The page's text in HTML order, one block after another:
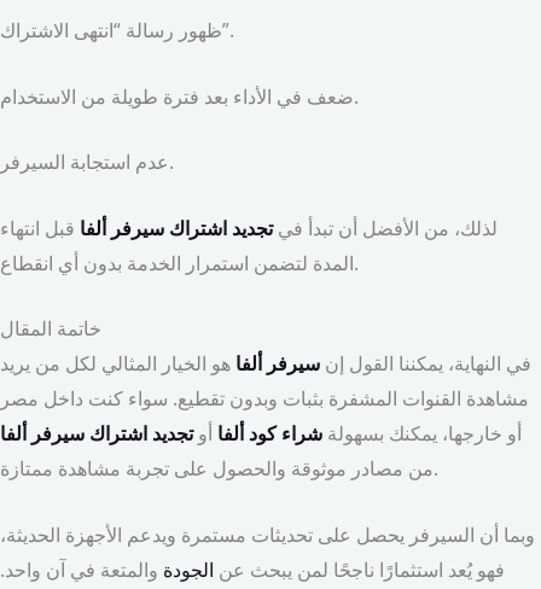
ظهور رسالة “انتهى الاشتراك”.
ضعف في الأداء بعد فترة طويلة من الاستخدام.
عدم استجابة السيرفر.
لذلك، من الأفضل أن تبدأ فيتجديد اشتراك سيرفر ألفا قبل انتهاء
المدة لتضمن استمرار الخدمة بدون أي انقطاع.
خاتمة المقال
في النهاية، يمكننا القول إن سيرفر ألفا هو الخيار المثالي لكل من يريد
مشاهدة القنوات المشفرة بثبات وبدون تقطيع. سواء كنت داخل مصر
أو خارجها، يمكنك بسهولة شراء كود ألفا أوتجديد اشتراك سيرفر ألفا
من مصادر موثوقة والحصول على تجربة مشاهدة ممتازة.
وبما أن السيرفر يحصل على تحديثات مستمرة ويدعم الأجهزة الحديثة،
فهو يُعد استثمارًا ناجحًا لمن يبحث عن الجودة والمتعة في آن واحد.